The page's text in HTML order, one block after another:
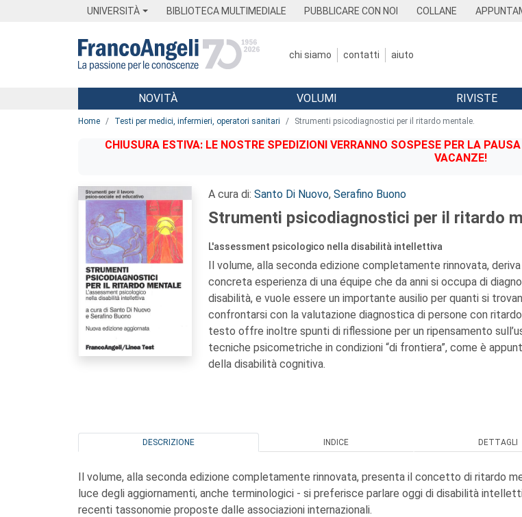
UNIVERSITÀ BIBLIOTECA MULTIMEDIALE PUBBLICARE CON NOI COLLANE
chi siamo contatti aiuto
Menu
NOVITÀ VOLUMI RIVISTE
Home Testi per medici, infermieri, operatori sanitari Strumenti psicodiagnostici per il ritardo mentale.
CHIUSURA ESTIVA: LE NOSTRE SPEDIZIONI VERRANNO SOSPESE PER LA
VACANZE!
A cura di: Santo Di Nuovo, Serafino Buono
Strumenti psicodiagnostici per il ritardo
L'assessment psicologico nella disabilità intellettiva
Il volume, alla seconda edizione completamente rinnovata,
concreta esperienza di una équipe che da anni si occupa di
disabilità, e vuole essere un importante ausilio per quanti si
confrontarsi con la valutazione diagnostica di persone con
testo offre inoltre spunti di riflessione per un ripensamento
tecniche psicometriche in condizioni “di frontiera”, come è
della disabilità cognitiva.
DESCRIZIONE INDICE DETTAGLI
Il volume, alla seconda edizione completamente rinnovata, presenta il concetto di ritardo
luce degli aggiornamenti, anche terminologici - si preferisce parlare oggi di disabilità
recenti tassonomie proposte dalle associazioni internazionali.